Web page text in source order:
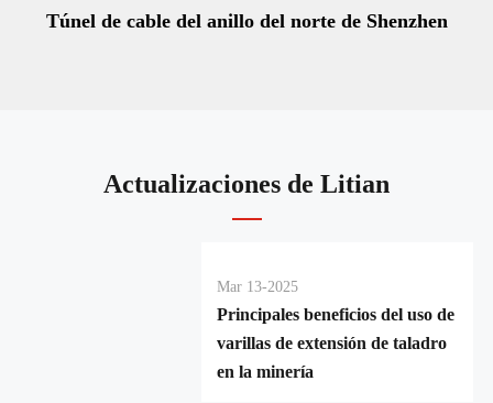
Túnel de cable del anillo del norte de Shenzhen
Actualizaciones de Litian
Mar 13-2025
Principales beneficios del uso de
varillas de extensión de taladro
en la minería